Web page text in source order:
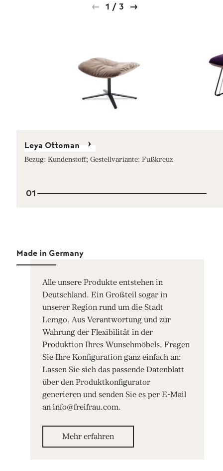
1 / 3
Leya Ottoman
Bezug: Kundenstoff; Gestellvariante: Fußkreuz
01
Made in Germany
Alle unsere Produkte entstehen in
Deutschland. Ein Großteil sogar in
unserer Region rund um die Stadt
Lemgo. Aus Verantwortung und zur
Wahrung der Flexibilität in der
Produktion Ihres Wunschmöbels. Fragen
Sie Ihre Konfiguration ganz einfach an:
Lassen Sie sich das passende Datenblatt
über den Produktkonfigurator
generieren und senden Sie es per E-Mail
an info@freifrau.com.
Mehr erfahren